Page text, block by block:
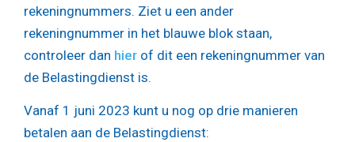
rekeningnummers. Ziet u een ander
rekeningnummer in het blauwe blok staan,
controleer dan hier of dit een rekeningnummer van
de Belastingdienst is.
Vanaf 1 juni 2023 kunt u nog op drie manieren
betalen aan de Belastingdienst: